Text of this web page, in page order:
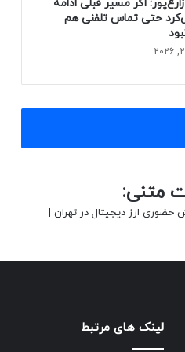
اگر مسیر قبلی ادامه
حتی تماس تلفنی هم
متنی:
حضوری ارز دیجیتال در تهران
لینک های مرتبط